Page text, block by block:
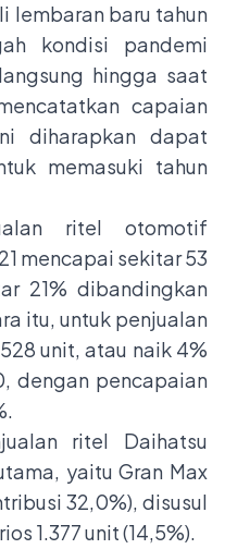
lembaran baru tahun
kondisi pandemi
hingga saat
capaian
diharapkan dapat
memasuki tahun
ritel otomotif
mencapai sekitar 53
21% dibandingkan
itu, untuk penjualan
unit, atau naik 4%
dengan pencapaian
ritel Daihatsu
yaitu Gran Max
32,0%), disusul
1.377 unit (14,5%).